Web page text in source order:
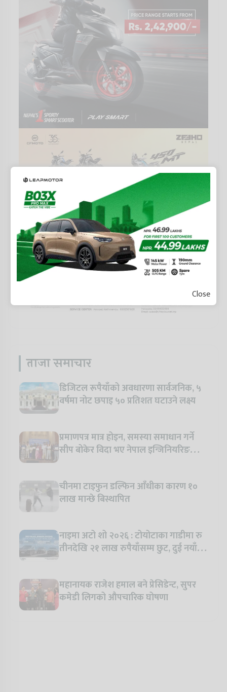
ताजा समाचार
डिजिटल रूपैयाँको अवधारणा सार्वजनिक, ५
वर्षमा नोट छपाइ ५० प्रतिशत घटाउने लक्ष्य
प्रमाणपत्र मात्र होइन, समस्या समाधान गर्ने
सीप बोकेर विदा भए नेपाल इन्जिनियरिङ
चीनमा टाइफुन डल्फिन आँधीका कारण १०
लाख मान्छे बिस्थापित
नाइमा अटो शो २०२६ : टोयोटाका गाडीमा रु
तीनदेखि २१ लाख रुपैयाँसम्म छुट, दुई नयाँ
महानायक राजेश हमाल बने प्रेसिडेन्ट, सुपर
कमेडी लिगको औपचारिक घोषणा
Close